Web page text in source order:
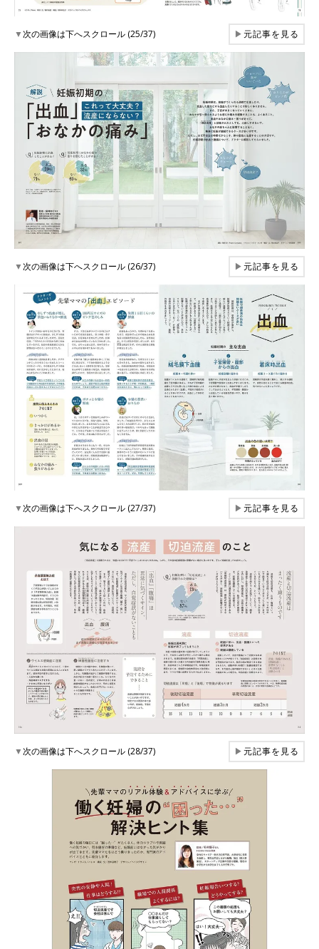
▼次の画像は下へスクロール (25/37) ▶元記事を見る
▼次の画像は下へスクロール (26/37) ▶元記事を見る
▼次の画像は下へスクロール (27/37) ▶元記事を見る
▼次の画像は下へスクロール (28/37) ▶元記事を見る